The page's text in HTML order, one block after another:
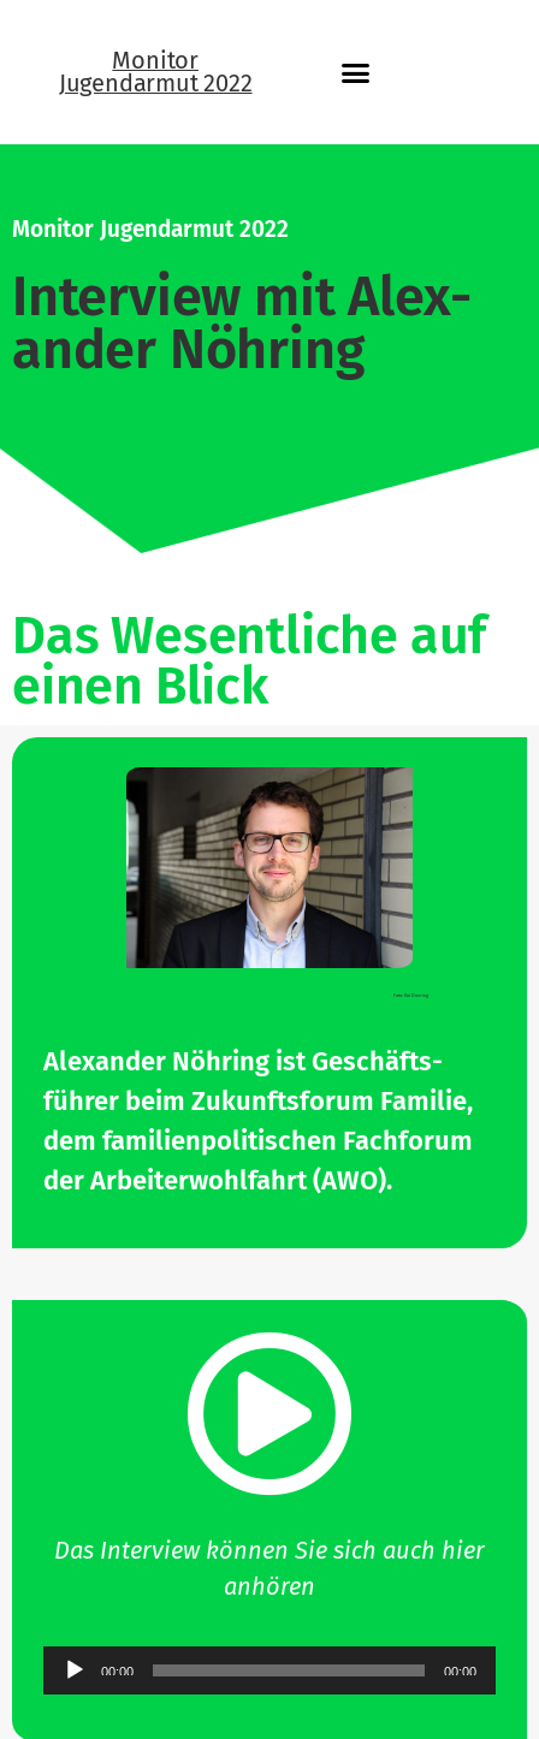
Monitor
Jugendarmut 2022
Monitor Jugend­armut 2022
Interview mit Alex­
ander Nöhring
Das Wesent­liche auf
einen Blick
Foto: Kai Doering
Alex­ander Nöhring ist Geschäfts­
führer beim Zukunfts­forum Familie,
dem fami­li­en­po­li­ti­schen Fach­forum
der Arbei­ter­wohl­fahrt (AWO).
Das Interview können Sie sich auch hier
anhören
Audio-
Player
00:00 00:00